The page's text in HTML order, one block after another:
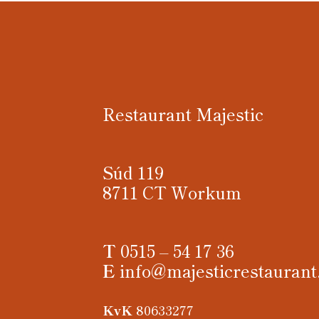
Restaurant Majestic
Súd 119
8711 CT Workum
T 0515 – 54 17 36
E
KvK 80633277